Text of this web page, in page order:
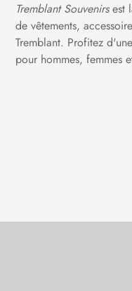
Tremblant Souvenirsest
de vêtements,
Tremblant. Profitez
pour hommes, femmes